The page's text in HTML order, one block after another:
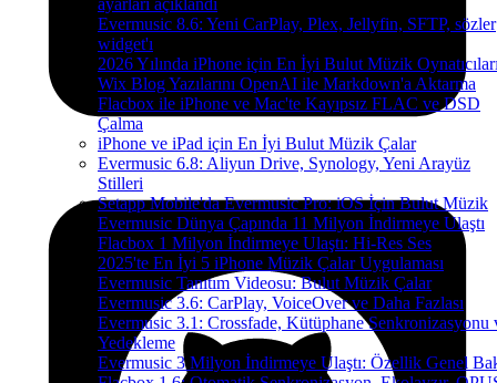
ayarları açıklandı
Evermusic 8.6: Yeni CarPlay, Plex, Jellyfin, SFTP, sözler
widget'ı
2026 Yılında iPhone için En İyi Bulut Müzik
Wix Blog Yazılarını OpenAI ile Markdown'a Aktarma
Flacbox ile iPhone ve Mac'te Kayıpsız FLAC ve DSD
Çalma
iPhone ve iPad için En İyi Bulut Müzik Çalar
Evermusic 6.8: Aliyun Drive, Synology, Yeni Arayüz
Stilleri
Setapp Mobile'da Evermusic Pro: iOS İçin Bulut Müzik
Evermusic Dünya Çapında 11 Milyon İndirmeye Ulaştı
Flacbox 1 Milyon İndirmeye Ulaştı: Hi-Res Ses
2025'te En İyi 5 iPhone Müzik Çalar Uygulaması
Evermusic Tanıtım Videosu: Bulut Müzik Çalar
Evermusic 3.6: CarPlay, VoiceOver ve Daha Fazlası
Evermusic 3.1: Crossfade, Kütüphane Senkronizasyonu
Yedekleme
Evermusic 3 Milyon İndirmeye Ulaştı: Özellik Genel